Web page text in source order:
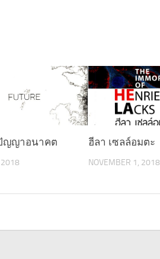
ญญาอนาคต
2018
ฮีลา เซลล์อมตะ
NOVEMBER 1, 2018